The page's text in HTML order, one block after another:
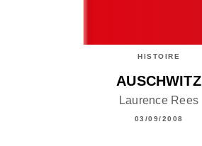
HISTOIRE
AUSCHWITZ
Laurence Rees
03/09/2008